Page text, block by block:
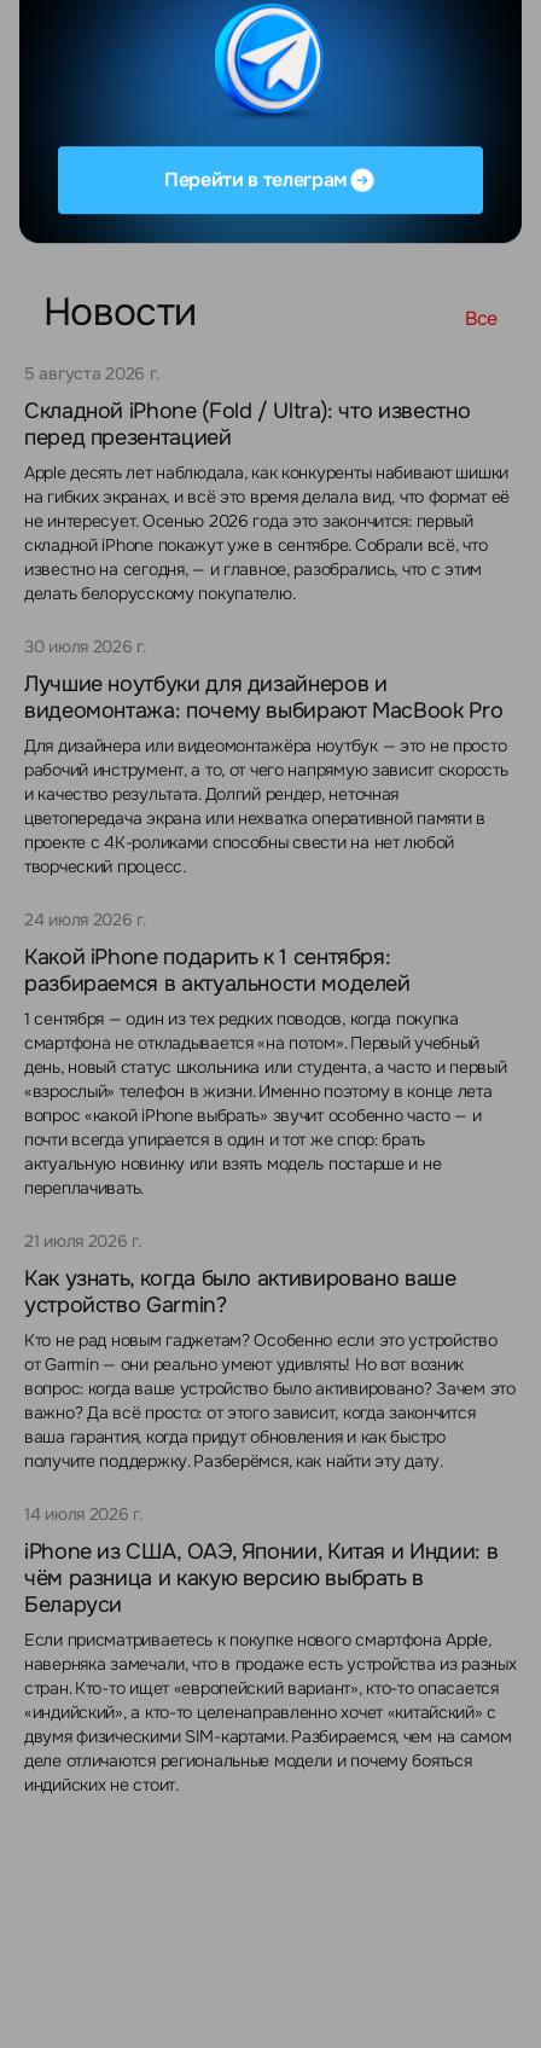
консультировали и
объясняли все....Просто
профессионалы своего
Новости Все
5 августа 2026 г.
Складной iPhone (Fold / Ultra): что известно
перед презентацией
Apple десять лет наблюдала, как конкуренты набивают шишки
на гибких экранах, и всё это время делала вид, что формат её
не интересует. Осенью 2026 года это закончится: первый
складной iPhone покажут уже в сентябре. Собрали всё, что
известно на сегодня, — и главное, разобрались, что с этим
делать белорусскому покупателю.
30 июля 2026 г.
Лучшие ноутбуки для дизайнеров и
видеомонтажа: почему выбирают MacBook Pro
Для дизайнера или видеомонтажёра ноутбук — это не просто
рабочий инструмент, а то, от чего напрямую зависит скорость
и качество результата. Долгий рендер, неточная
цветопередача экрана или нехватка оперативной памяти в
проекте с 4K-роликами способны свести на нет любой
творческий процесс.
24 июля 2026 г.
Какой iPhone подарить к 1 сентября:
разбираемся в актуальности моделей
1 сентября — один из тех редких поводов, когда покупка
смартфона не откладывается «на потом». Первый учебный
день, новый статус школьника или студента, а часто и первый
«взрослый» телефон в жизни. Именно поэтому в конце лета
вопрос «какой iPhone выбрать» звучит особенно часто — и
почти всегда упирается в один и тот же спор: брать
актуальную новинку или взять модель постарше и не
переплачивать.
21 июля 2026 г.
Как узнать, когда было активировано ваше
устройство Garmin?
Кто не рад новым гаджетам? Особенно если это устройство
от Garmin — они реально умеют удивлять! Но вот возник
вопрос: когда ваше устройство было активировано? Зачем это
важно? Да всё просто: от этого зависит, когда закончится
ваша гарантия, когда придут обновления и как быстро
получите поддержку. Разберёмся, как найти эту дату.
14 июля 2026 г.
iPhone из США, ОАЭ, Японии, Китая и Индии: в
чём разница и какую версию выбрать в
Беларуси
Если присматриваетесь к покупке нового смартфона Apple,
наверняка замечали, что в продаже есть устройства из разных
стран. Кто-то ищет «европейский вариант», кто-то опасается
«индийский», а кто-то целенаправленно хочет «китайский» с
двумя физическими SIM-картами. Разбираемся, чем на самом
деле отличаются региональные модели и почему бояться
индийских не стоит.
Перейти в телеграм